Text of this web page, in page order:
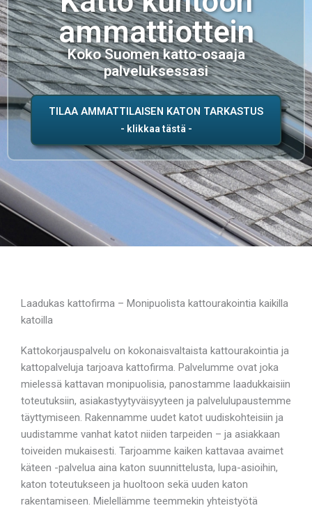
ammattiottein
Koko Suomen katto-osaaja
palveluksessasi
TILAA AMMATTILAISEN KATON TARKASTUS
Laadukas kattofirma – Monipuolista kattourakointia kaikilla
katoilla
Kattokorjauspalvelu on kokonaisvaltaista kattourakointia ja
kattopalveluja tarjoava kattofirma. Palvelumme ovat joka
mielessä kattavan monipuolisia, panostamme laadukkaisiin
toteutuksiin, asiakastyytyväisyyteen ja palvelulupaustemme
täyttymiseen. Rakennamme uudet katot uudiskohteisiin ja
uudistamme vanhat katot niiden tarpeiden – ja asiakkaan
toiveiden mukaisesti. Tarjoamme kaiken kattavaa avaimet
käteen -palvelua aina katon suunnittelusta, lupa-asioihin,
katon toteutukseen ja huoltoon sekä uuden katon
rakentamiseen. Mielellämme teemmekin yhteistyötä